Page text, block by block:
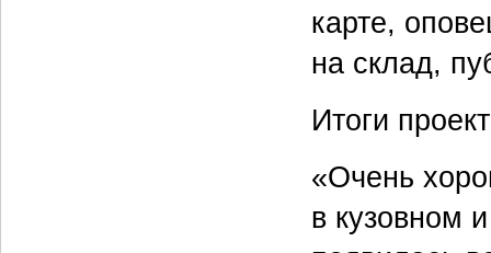
карте,
на склад,
Итоги
«Очень
в кузовном